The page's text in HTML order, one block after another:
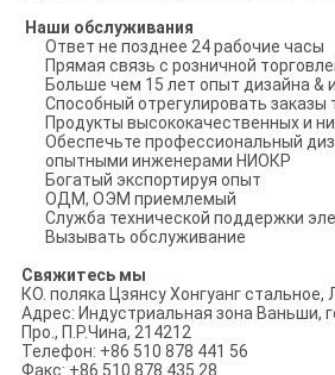
Наши обслуживания
Ответ не позднее 24 рабочие часы
Прямая связь с розничной
Больше чем 15 лет опыт дизайна &
Способный отрегулировать заказы
Продукты высококачественных и
Обеспечьте профессиональный
опытными инженерами НИОКР
Богатый экспортируя опыт
ОДМ, ОЭМ приемлемый
Служба технической поддержки
Вызывать обслуживание
Свяжитесь мы
КО. поляка Цзянсу Хонгуанг стальное,
Адрес: Индустриальная зона Ваньши,
Про., П.Р.Чина, 214212
Телефон: +86 510 878 441 56
Факс: +86 510 878 435 28